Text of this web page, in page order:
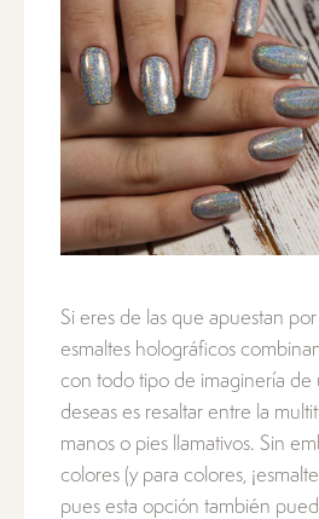
Si eres de las que apuestan
esmaltes holográficos
con todo tipo de imaginería de
deseas es resaltar entre la
manos o pies llamativos. Sin
colores (y para colores,
pues esta opción también